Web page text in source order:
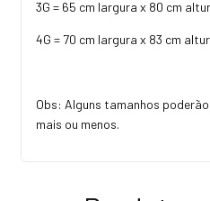
3G = 65 cm largura x 80 cm
4G = 70 cm largura x 83 cm
Obs: Alguns tamanhos
mais ou menos.